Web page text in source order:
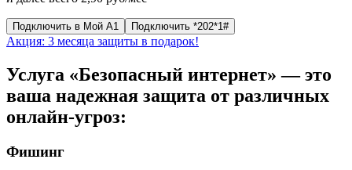
Подключить в Мой А1 Подключить *202*1#
Акция: 3 месяца защиты в подарок!
Услуга «Безопасный интернет» — это
ваша надежная защита от различных
онлайн-угроз:
Фишинг